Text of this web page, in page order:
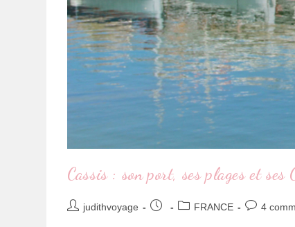
Cassis : son port, ses plages et ses
judithvoyage FRANCE 4